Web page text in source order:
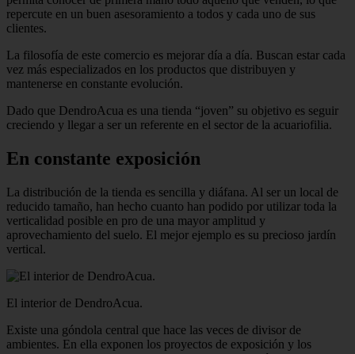
repercute en un buen asesoramiento a todos y cada uno de sus
clientes.
La filosofía de este comercio es mejorar día a día. Buscan estar cada
vez más especializados en los productos que distribuyen y
mantenerse en constante evolución.
Dado que DendroAcua es una tienda “joven” su objetivo es seguir
creciendo y llegar a ser un referente en el sector de la acuariofilia.
En constante exposición
La distribución de la tienda es sencilla y diáfana. Al ser un local de
reducido tamaño, han hecho cuanto han podido por utilizar toda la
verticalidad posible en pro de una mayor amplitud y
aprovechamiento del suelo. El mejor ejemplo es su precioso jardín
vertical.
El interior de DendroAcua.
Existe una góndola central que hace las veces de divisor de
ambientes. En ella exponen los proyectos de exposición y los